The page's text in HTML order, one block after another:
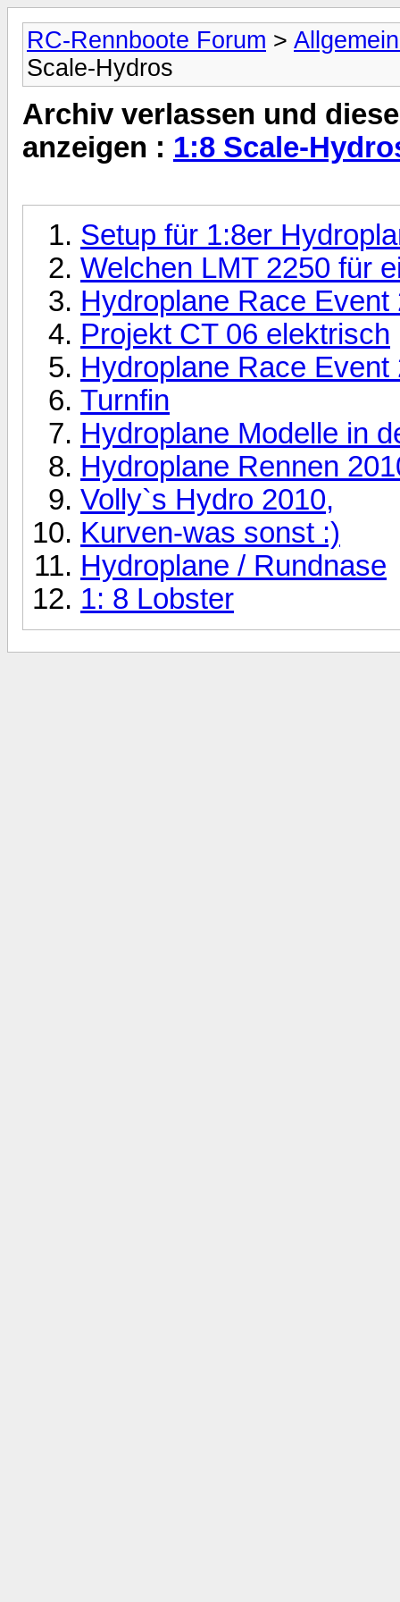
RC-Rennboote Forum >
Scale-Hydros
Archiv verlassen und
anzeigen : 1:8 Scale-
Setup für 1:8er
Welchen LMT 2250 für
Hydroplane Race Event
Projekt CT 06 elektrisch
Hydroplane Race Event
Turnfin
Hydroplane Modelle in
Hydroplane Rennen
Volly`s Hydro 2010,
Kurven-was sonst :)
Hydroplane / Rundnase
1: 8 Lobster